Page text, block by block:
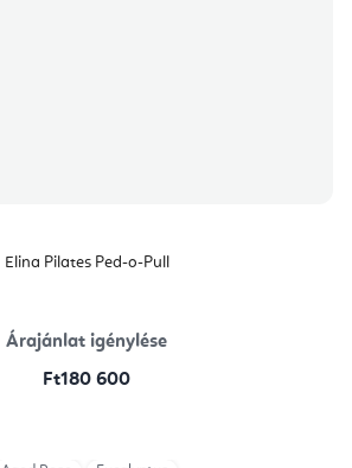
Elina Pilates Ped-o-Pull
Árajánlat igénylése
Ft180 600